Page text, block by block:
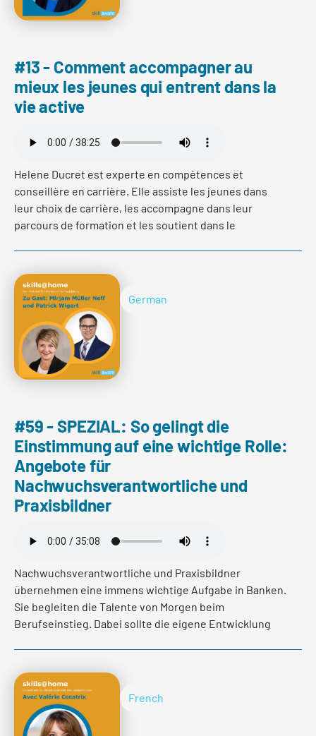
Read more
#13 - Comment accompagner au
mieux les jeunes qui entrent dans la
vie active
Helene Ducret est experte en compétences et
conseillère en carrière. Elle assiste les jeunes dans
leur choix de carrière, les accompagne dans leur
parcours de formation et les soutient dans le
conseils sur la manière d'accompagner au mieux les
jeunes dans cette phase exigeante, que ce soit en tant
que parent ou en tant qu'entreprise formatrice.
Read more
German
#59 - SPEZIAL: So gelingt die
Einstimmung auf eine wichtige Rolle:
Angebote für
Nachwuchsverantwortliche und
Praxisbildner
Nachwuchsverantwortliche und Praxisbildner
übernehmen eine immens wichtige Aufgabe in Banken.
Sie begleiten die Talente von Morgen beim
Berufseinstieg. Dabei sollte die eigene Entwicklung
Workshops, Angebote und Austauschmöglichkeiten
den Nachwuchsverantwortlichen und Praxisbildnern
zur Verfügung stehen, um sich optimal auf ihre
anspruchsvolle und wichtige Rolle vorzubereiten.
French